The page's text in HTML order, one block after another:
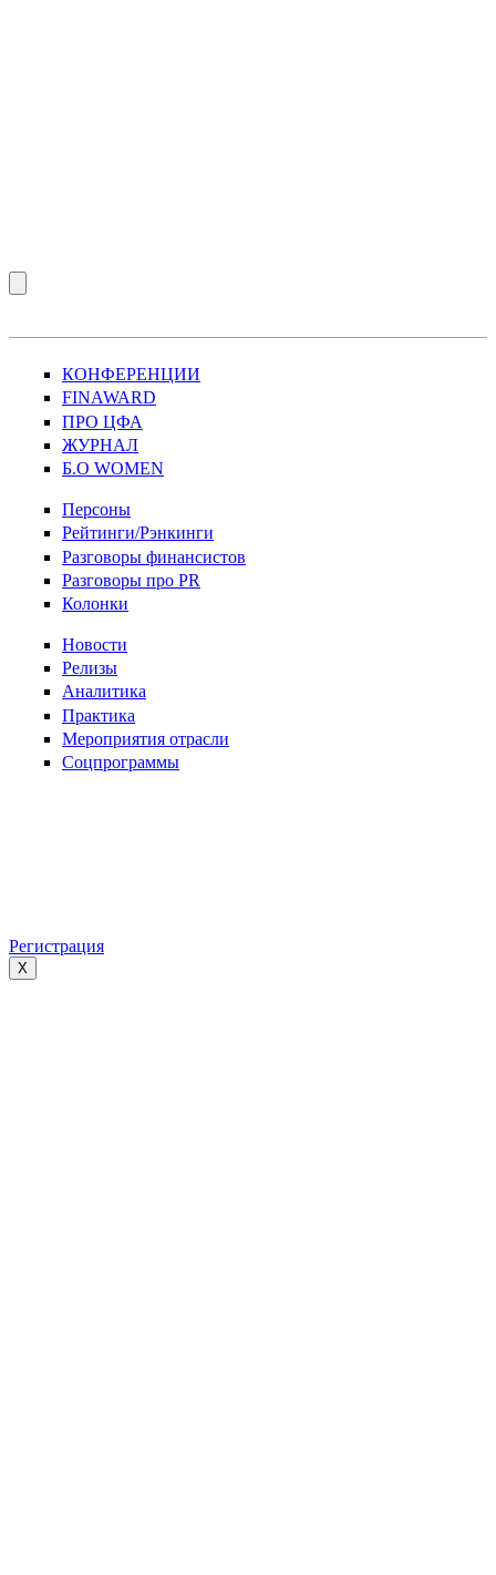
КОНФЕРЕНЦИИ
FINAWARD
ПРО ЦФА
ЖУРНАЛ
Б.О WOMEN
Персоны
Рейтинги/Рэнкинги
Разговоры финансистов
Разговоры про PR
Колонки
Новости
Релизы
Аналитика
Практика
Мероприятия отрасли
Соцпрограммы
Регистрация
X